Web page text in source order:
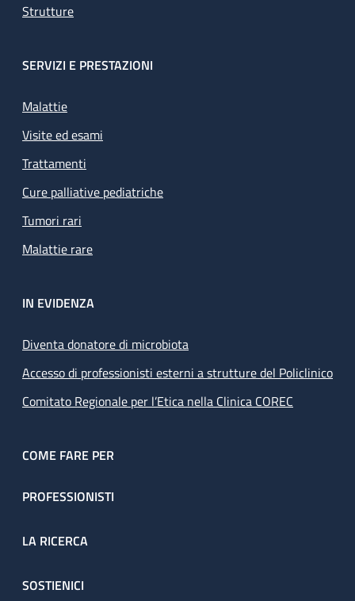
Strutture
SERVIZI E PRESTAZIONI
Malattie
Visite ed esami
Trattamenti
Cure palliative pediatriche
Tumori rari
Malattie rare
IN EVIDENZA
Diventa donatore di microbiota
Accesso di professionisti esterni a strutture del Policlinico
Comitato Regionale per l’Etica nella Clinica COREC
COME FARE PER
PROFESSIONISTI
LA RICERCA
SOSTIENICI